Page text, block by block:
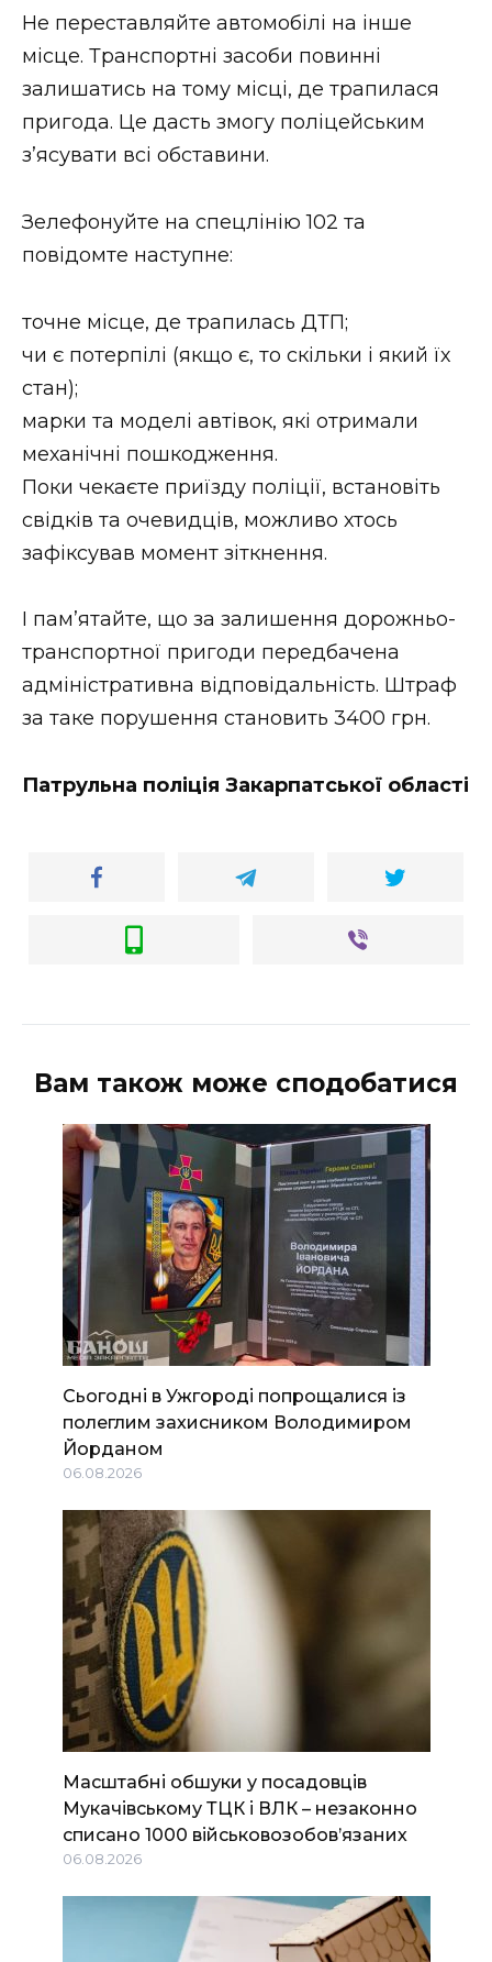
Не переставляйте автомобілі на інше
місце. Транспортні засоби повинні
залишатись на тому місці, де трапилася
пригода. Це дасть змогу поліцейським
з’ясувати всі обставини.
Зелефонуйте на спецлінію 102 та
повідомте наступне:
точне місце, де трапилась ДТП;
чи є потерпілі (якщо є, то скільки і який їх
стан);
марки та моделі автівок, які отримали
механічні пошкодження.
Поки чекаєте приїзду поліції, встановіть
свідків та очевидців, можливо хтось
зафіксував момент зіткнення.
І пам’ятайте, що за залишення дорожньо-
транспортної пригоди передбачена
адміністративна відповідальність. Штраф
за таке порушення становить 3400 грн.
Патрульна поліція Закарпатської області
Вам також може сподобатися
Сьогодні в Ужгороді попрощалися із
полеглим захисником Володимиром
Йорданом
06.08.2026
Масштабні обшуки у посадовців
Мукачівському ТЦК і ВЛК – незаконно
списано 1000 військовозобов’язаних
06.08.2026